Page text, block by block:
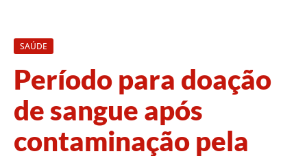
SAÚDE
Período para doação
de sangue após
contaminação pela